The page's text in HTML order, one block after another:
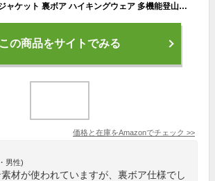
メンズ アウトドア ジャケット 裏ボア ハイキングウェア 多機能登山服 ジョギング アウター スキーウェア 防水 ジャンパー 防風 防寒 ウィンドシェルジャケット 秋冬用 [vigerkar] ウインドブレーカー メンズ 大きいサイズ 薄手 トレーニングウェア ランニング スポーツ 防風 コート 迷彩 柄 アウター 秋服 軽量 スポーツウェア 長袖 ジャケット フード付き ゆったり ファッション 春 秋 冬 登山 アウトドア (4XL/#07-カーキ)
この商品をサイトでみる
価格と在庫をAmazonでチェック >>
男性)
材が使われていますが、裏ボア仕様でし